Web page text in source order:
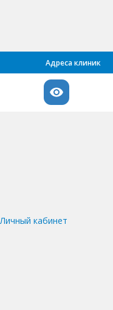
Адреса клиник
Личный кабинет